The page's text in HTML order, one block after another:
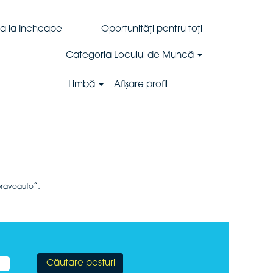
la Inchcape Oportunități pentru toți
Categoria Locului de Muncă
Limbă Afișare profil
”.